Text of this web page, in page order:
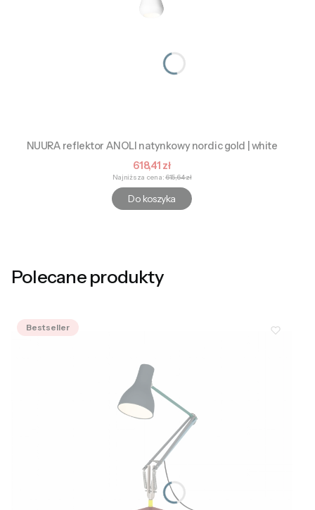
NUURA reflektor ANOLI natynkowy nordic gold | white
Cena promocyjna
618,41 zł
Najniższa cena:615,64 zł
Do koszyka
Polecane produkty
Bestseller